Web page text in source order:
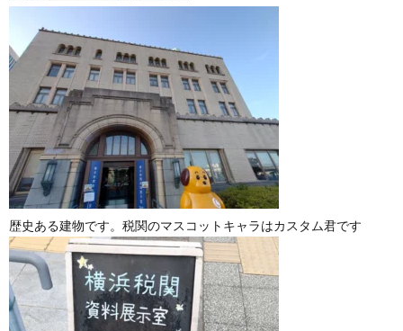
歴史ある建物です。税関のマスコットキャラはカスタム君です